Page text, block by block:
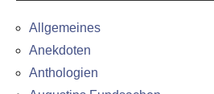
Allgemeines
Anekdoten
Anthologien